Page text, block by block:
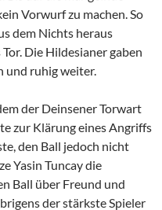
Vorwurf zu machen. So
dem Nichts heraus
Die Hildesianer gaben
und ruhig weiter.
der Deinsener Torwart
zur Klärung eines Angriffs
den Ball jedoch nicht
Yasin Tuncay die
Ball über Freund und
der stärkste Spieler